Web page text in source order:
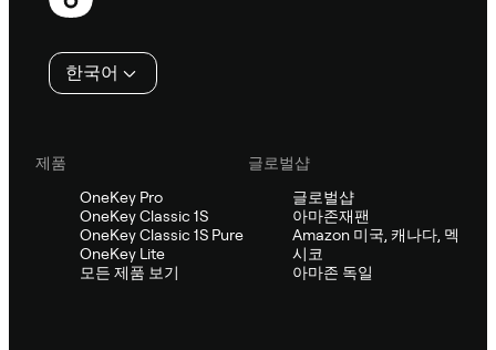
한국어
제품
OneKey Pro
OneKey Classic 1S
OneKey Classic 1S Pure
OneKey Lite
모든 제품 보기
글로벌샵
글로벌샵
아마존재팬
Amazon 미국, 캐나다, 멕
시코
아마존 독일